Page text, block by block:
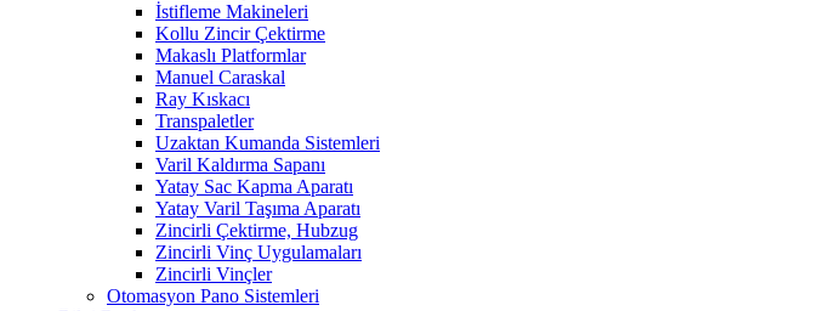
İstifleme Makineleri
Kollu Zincir Çektirme
Makaslı Platformlar
Manuel Caraskal
Ray Kıskacı
Transpaletler
Uzaktan Kumanda Sistemleri
Varil Kaldırma Sapanı
Yatay Sac Kapma Aparatı
Yatay Varil Taşıma Aparatı
Zincirli Çektirme, Hubzug
Zincirli Vinç Uygulamaları
Zincirli Vinçler
Otomasyon Pano Sistemleri